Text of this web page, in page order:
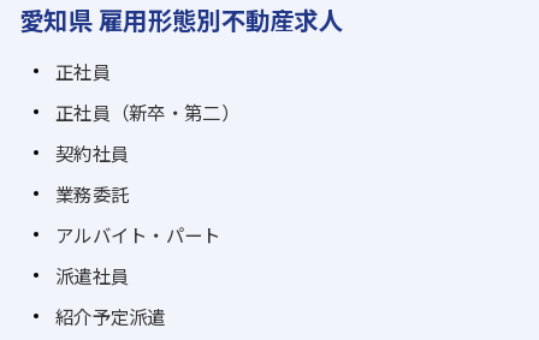
愛知県 雇用形態別不動産求人
正社員
正社員（新卒・第二）
契約社員
業務委託
アルバイト・パート
派遣社員
紹介予定派遣